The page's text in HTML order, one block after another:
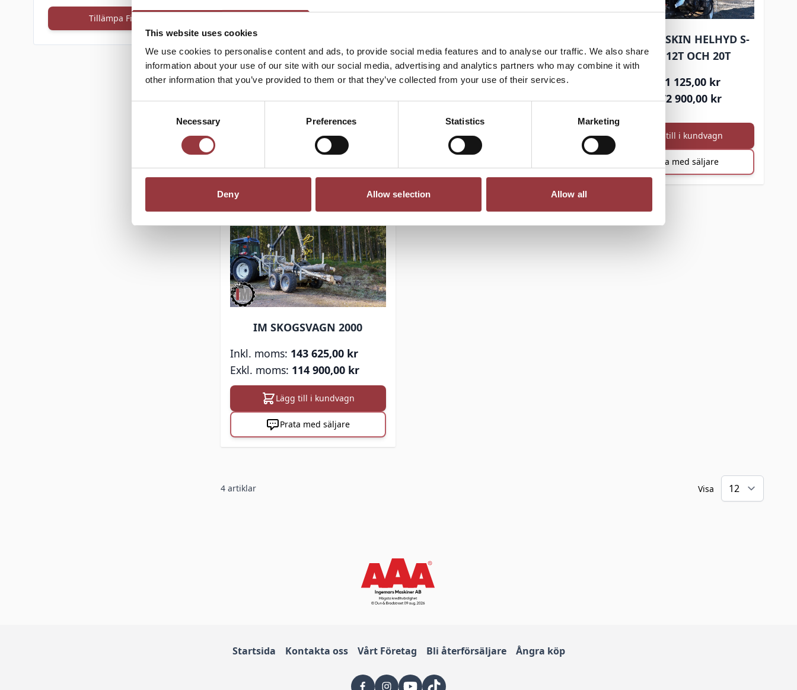
This website uses cookies
We use cookies to personalise content and ads, to provide social media features and to analyse our traffic. We also share
information about your use of our site with our social media, advertising and analytics partners who may combine it with
other information that you’ve provided to them or that they’ve collected from your use of their services.
Necessary Preferences Statistics Marketing
Deny Allow selection Allow all
Tillämpa Filter
IM - VEDMASKIN 7T SEMI S-
CON
Lägg till i kundvagn
59 987,50 kr
47 990,00 kr
Lägg till i kundvagn
IM - VEDMASKIN HELHYD S-
CON 7T, 12T OCH 20T
91 125,00 kr
72 900,00 kr
Lägg till i kundvagn
Prata med säljare
IM SKOGSVAGN 2000
143 625,00 kr
114 900,00 kr
Lägg till i kundvagn
Prata med säljare
4 artiklar Visa
Startsida Kontakta oss Vårt Företag Bli återförsäljare Ångra köp